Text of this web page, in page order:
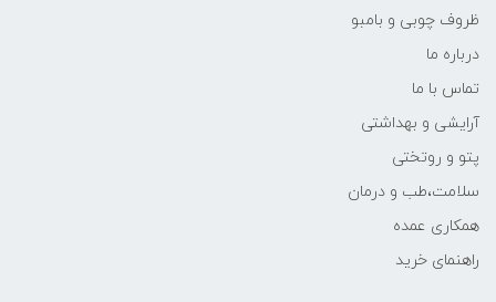
ظروف چوبی و بامبو
درباره ما
تماس با ما
آرایشی و بهداشتی
پتو و روتختی
سلامت،طب و درمان
همکاری عمده
راهنمای خرید